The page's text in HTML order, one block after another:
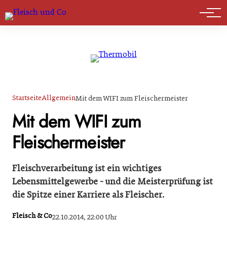
Marktführer
StartseiteAllgemeinMit dem WIFI zum Fleischermeister
Mit dem WIFI zum
Fleischermeister
Fleischverarbeitung ist ein wichtiges
Lebensmittelgewerbe - und die Meisterprüfung ist
die Spitze einer Karriere als Fleischer.
Fleisch & Co22.10.2014, 22:00 Uhr